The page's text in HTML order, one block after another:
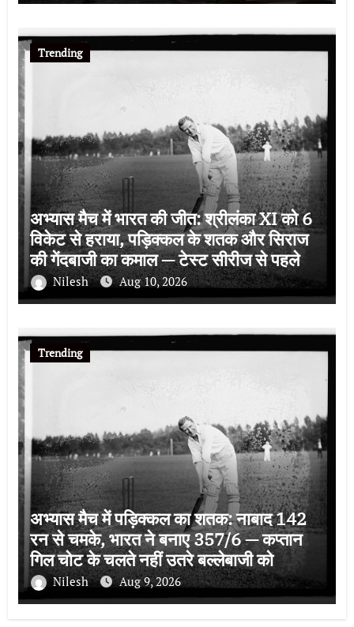
Trending
अभ्यास मैच में भारत की जीत: श्रीलंका XI को 6
विकेट से हराया, पड़िक्कल के शतक और सिराज
की गेंदबाजी का कमाल — टेस्ट सीरीज से पहले
जोरदार तैयारी
Nilesh Aug 10, 2026
Trending
अभ्यास मैच में पड़िक्कल का शतक: नाबाद 142
रन से चमके, भारत ने बनाए 357/6 — कप्तान
गिल चोट के चलते नहीं उतरे बल्लेबाजी को
Nilesh Aug 9, 2026